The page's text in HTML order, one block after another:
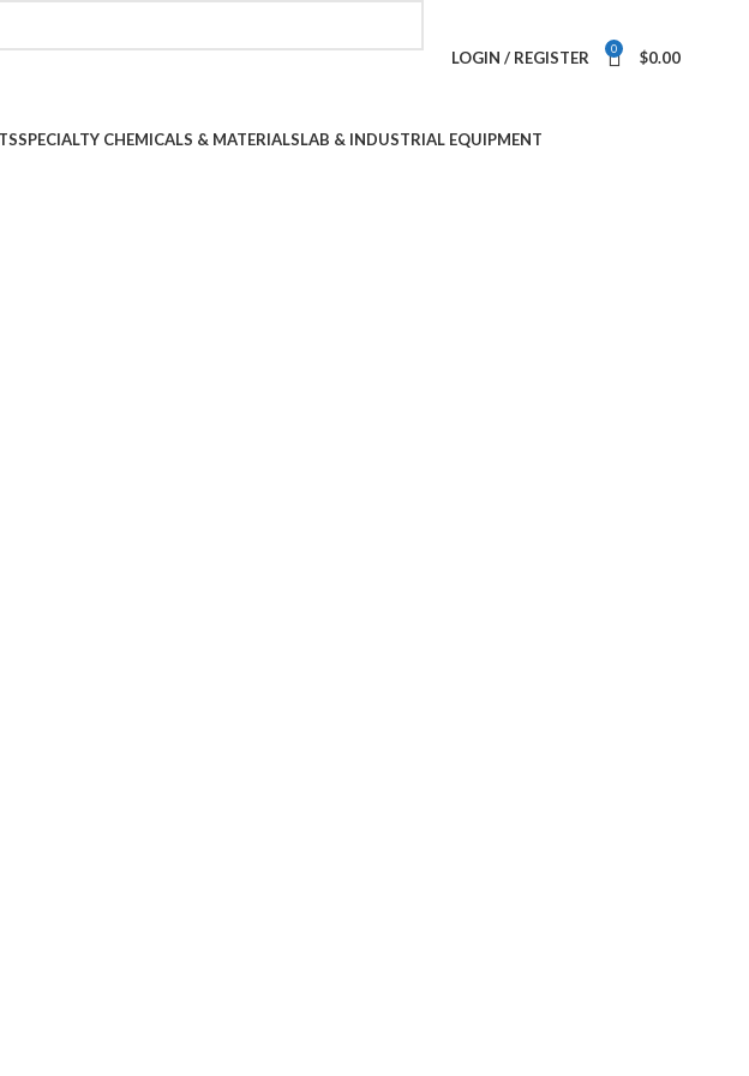
LOGIN / REGISTER 0 $0.00
SPECIALTY CHEMICALS & MATERIALSLAB & INDUSTRIAL EQUIPMENT